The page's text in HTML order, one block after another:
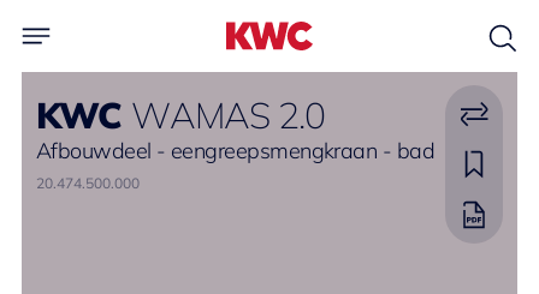
KWC WAMAS 2.0
Afbouwdeel - eengreepsmengkraan - bad
20.474.500.000